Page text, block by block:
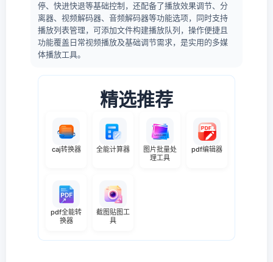
停、快进快退等基础控制，还配备了播放效果调节、分
离器、视频解码器、音频解码器等功能选项，同时支持
播放列表管理，可添加文件构建播放队列，操作便捷且
功能覆盖日常视频播放及基础调节需求，是实用的多媒
体播放工具。
精选推荐
caj转换器 全能计算器
图片批量处
理工具
pdf编辑器
pdf全能转
换器
截图贴图工
具